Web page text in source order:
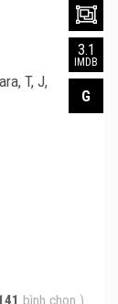
bình chọn )
T, J,
3.1
IMDB
G